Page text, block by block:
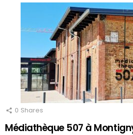
0 Shares
Médiathèque 507 à